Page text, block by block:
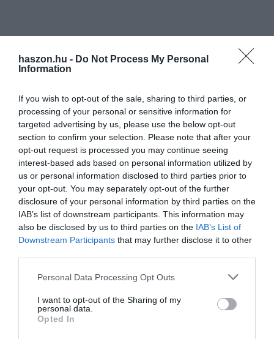
haszon.hu - Do Not Process My Personal
Information
If you wish to opt-out of the sale, sharing to third parties, or
processing of your personal or sensitive information for
targeted advertising by us, please use the below opt-out
section to confirm your selection. Please note that after your
opt-out request is processed you may continue seeing
interest-based ads based on personal information utilized by
us or personal information disclosed to third parties prior to
your opt-out. You may separately opt-out of the further
disclosure of your personal information by third parties on the
IAB’s list of downstream participants. This information may
also be disclosed by us to third parties on the IAB’s List of
Downstream Participants that may further disclose it to other
Please note that this website/app uses one or more Google
not limited to your visit or usage behaviour. You may click to
grant or deny consent to Google and its third-party tags to
use your data for below specified purposes in below Google
Personal Data Processing Opt Outs
I want to opt-out of the Sharing of my
personal data.
Opted In